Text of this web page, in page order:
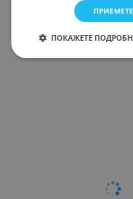
ПОКАЖЕТЕ